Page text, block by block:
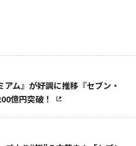
ム』が好調に推移『セブン・
億円突破！